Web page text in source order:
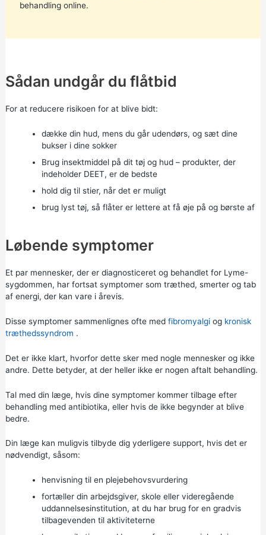
behandling online.
Sådan undgår du flåtbid
For at reducere risikoen for at blive bidt:
dække din hud, mens du går udendørs, og sæt dine
bukser i dine sokker
Brug insektmiddel på dit tøj og hud – produkter, der
indeholder DEET, er de bedste
hold dig til stier, når det er muligt
brug lyst tøj, så flåter er lettere at få øje på og børste af
Løbende symptomer
Et par mennesker, der er diagnosticeret og behandlet for Lyme-
sygdommen, har fortsat symptomer som træthed, smerter og tab
af energi, der kan vare i årevis.
Disse symptomer sammenlignes ofte med fibromyalgiog kronisk
træthedssyndrom .
Det er ikke klart, hvorfor dette sker med nogle mennesker og ikke
andre. Dette betyder, at der heller ikke er nogen aftalt behandling.
Tal med din læge, hvis dine symptomer kommer tilbage efter
behandling med antibiotika, eller hvis de ikke begynder at blive
bedre.
Din læge kan muligvis tilbyde dig yderligere support, hvis det er
nødvendigt, såsom:
henvisning til en plejebehovsvurdering
fortæller din arbejdsgiver, skole eller videregående
uddannelsesinstitution, at du har brug for en gradvis
tilbagevenden til aktiviteterne